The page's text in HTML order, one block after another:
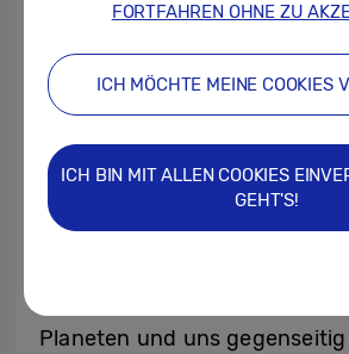
Lichtverhältnissen anpasst.
und 9 wurden entwickelt, um
erstklassige Heimkinos zu
bieten ein hervorragendes
modernster Technologie.
AI For The World
Planeten und uns
FORTFAHREN OHNE ZU
ICH MÖCHTE MEINE COOKIES
ICH BIN MIT ALLEN COOKIES
GEHT'S!